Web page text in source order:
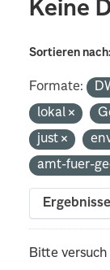
Keine
Sortieren nach
Formate:
lokal
just
amt-fuer-
Bitte